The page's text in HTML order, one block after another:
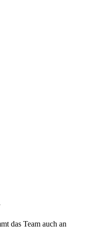
das Team auch an